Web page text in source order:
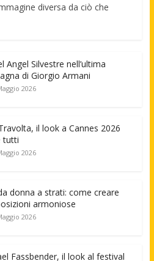
diversa da ciò che
Angel Silvestre nell’ultima
di Giorgio Armani
2026
il look a Cannes 2026
tutti
2026
donna a strati: come creare
armoniose
2026
Fassbender, il look al festival